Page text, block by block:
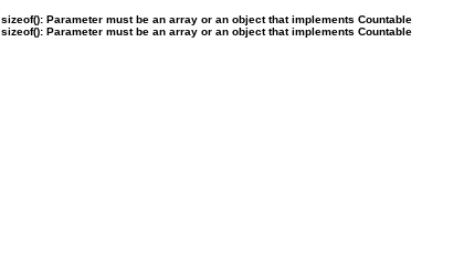
sizeof(): Parameter must be an array or an object that implements Countable
sizeof(): Parameter must be an array or an object that implements Countable